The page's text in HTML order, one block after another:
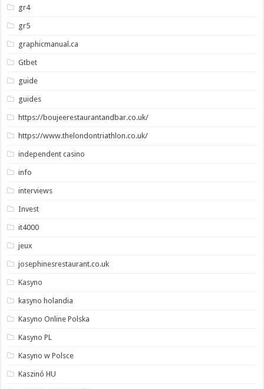
gr4
gr5
graphicmanual.ca
Gtbet
guide
guides
https://boujeerestaurantandbar.co.uk/
https://www.thelondontriathlon.co.uk/
independent casino
info
interviews
Invest
it4000
jeux
josephinesrestaurant.co.uk
Kasyno
kasyno holandia
Kasyno Online Polska
Kasyno PL
Kasyno w Polsce
Kaszinó HU